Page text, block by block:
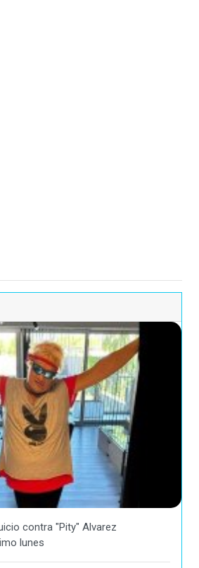
contra "Pity" Alvarez
lunes